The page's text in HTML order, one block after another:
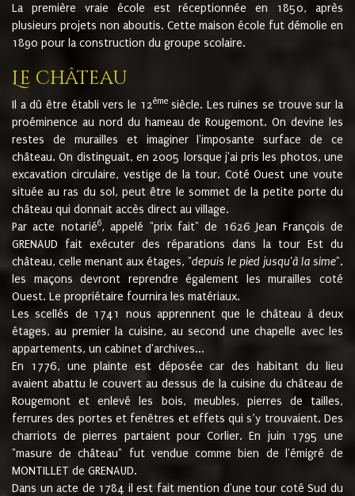
La première vraie école est réceptionnée en 1850, après
plusieurs projets non aboutis. Cette maison école fut démolie en
1890 pour la construction du groupe scolaire.
Le château
Il a dû être établi vers le 12èmesiècle. Les ruines se trouve sur la
proéminence au nord du hameau de Rougemont. On devine les
restes de murailles et imaginer l'imposante surface de ce
château. On distinguait, en 2005 lorsque j'ai pris les photos, une
excavation circulaire, vestige de la tour. Coté Ouest une voute
située au ras du sol, peut être le sommet de la petite porte du
château qui donnait accès direct au village.
Par acte notarié6, appelé "prix fait" de 1626 Jean François de
GRENAUD fait exécuter des réparations dans la tour Est du
château, celle menant aux étages, "depuis le pied jusqu'à la sime".
les maçons devront reprendre également les murailles coté
Ouest. Le propriétaire fournira les matériaux.
Les scellés de 1741 nous apprennent que le château à deux
étages, au premier la cuisine, au second une chapelle avec les
appartements, un cabinet d'archives...
En 1776, une plainte est déposée car des habitant du lieu
avaient abattu le couvert au dessus de la cuisine du château de
Rougemont et enlevé les bois, meubles, pierres de tailles,
ferrures des portes et fenêtres et effets qui s’y trouvaient. Des
charriots de pierres partaient pour Corlier. En juin 1795 une
"masure de château" fut vendue comme bien de l'émigré de
MONTILLET de GRENAUD.
Dans un acte de 1784 il est fait mention d'une tour coté Sud du